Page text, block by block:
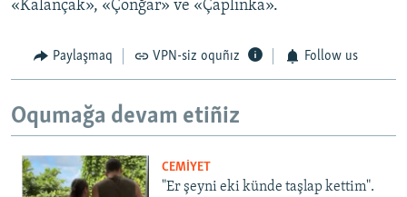
«Kalançak», «Çonğar» ve «Çaplınka».
Paylaşmaq VPN-siz oquñız Follow us
Oqumağa devam etiñiz
CEMİYET
"Er şeyni eki künde taşlap kettim".